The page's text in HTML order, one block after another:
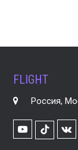
FLIGHT
Россия,
YoutubeTikTok
VK